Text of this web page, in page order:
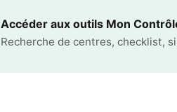
Accéder aux outils Mon
Recherche de centres, checklist,